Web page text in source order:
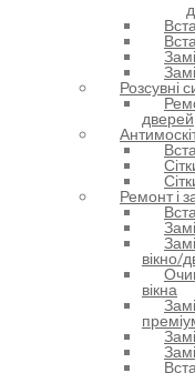
Розсувні
дверей
Ремонт і
вікно/
вікна